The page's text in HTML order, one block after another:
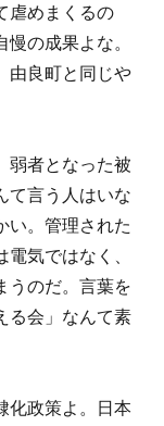
虐めまくるの
の成果よな。
由良町と同じや
弱者となった被
て言う人はいな
い。管理された
気ではなく、
うのだ。言葉を
る会」なんて素
化政策よ。日本